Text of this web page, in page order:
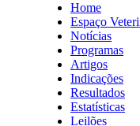
Home
Espaço
Notícias
Programas
Artigos
Indicações
Resultados
Estatísticas
Leilões